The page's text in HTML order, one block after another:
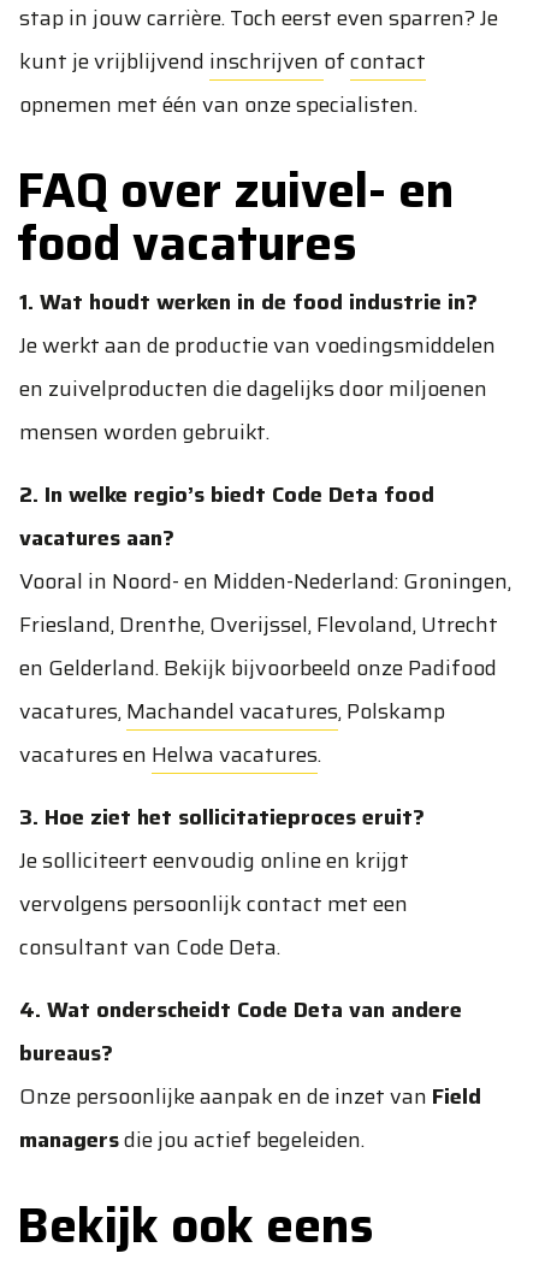
stap in jouw carrière. Toch eerst even sparren? Je
kunt je vrijblijvend inschrijven ofcontact
opnemen met één van onze specialisten.
FAQ over zuivel- en
food vacatures
1. Wat houdt werken in de food industrie in?
Je werkt aan de productie van voedingsmiddelen
en zuivelproducten die dagelijks door miljoenen
mensen worden gebruikt.
2. In welke regio’s biedt Code Deta food
vacatures aan?
Vooral in Noord- en Midden-Nederland: Groningen,
Friesland, Drenthe, Overijssel, Flevoland, Utrecht
en Gelderland. Bekijk bijvoorbeeld onzePadifood
vacatures,Machandel vacatures,Polskamp
vacaturesen Helwa vacatures.
3. Hoe ziet het sollicitatieproces eruit?
Je solliciteert eenvoudig online en krijgt
vervolgens persoonlijk contact met een
consultant van Code Deta.
4. Wat onderscheidt Code Deta van andere
bureaus?
Onze persoonlijke aanpak en de inzet van Field
managersdie jou actief begeleiden.
Bekijk ook eens